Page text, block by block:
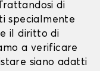
di
specialmente
il diritto di
a verificare
siano adatti